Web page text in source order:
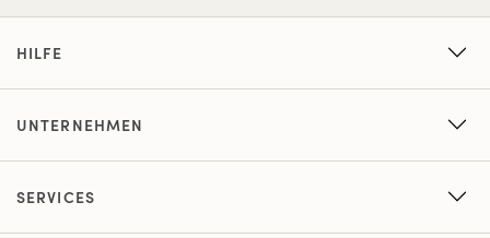
HILFE
UNTERNEHMEN
SERVICES